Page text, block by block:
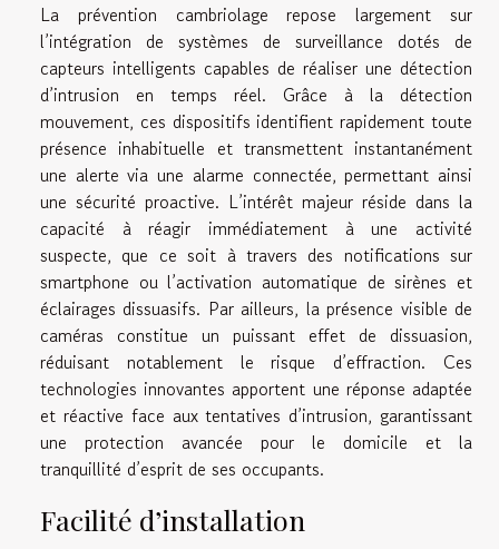
La prévention cambriolage repose largement sur
l’intégration de systèmes de surveillance dotés de
capteurs intelligents capables de réaliser une détection
d’intrusion en temps réel. Grâce à la détection
mouvement, ces dispositifs identifient rapidement toute
présence inhabituelle et transmettent instantanément
une alerte via une alarme connectée, permettant ainsi
une sécurité proactive. L’intérêt majeur réside dans la
capacité à réagir immédiatement à une activité
suspecte, que ce soit à travers des notifications sur
smartphone ou l’activation automatique de sirènes et
éclairages dissuasifs. Par ailleurs, la présence visible de
caméras constitue un puissant effet de dissuasion,
réduisant notablement le risque d’effraction. Ces
technologies innovantes apportent une réponse adaptée
et réactive face aux tentatives d’intrusion, garantissant
une protection avancée pour le domicile et la
tranquillité d’esprit de ses occupants.
Facilité d’installation